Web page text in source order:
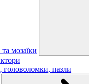
мозаїки
головоломки, пазли